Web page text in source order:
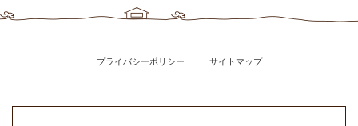
プライバシーポリシー サイトマップ